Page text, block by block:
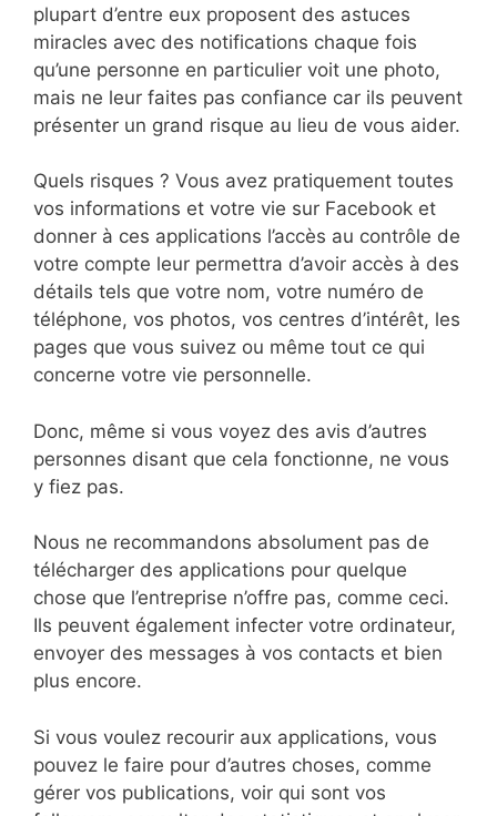
plupart d’entre eux proposent des astuces
miracles avec des notifications chaque fois
qu’une personne en particulier voit une photo,
mais ne leur faites pas confiance car ils peuvent
présenter un grand risque au lieu de vous aider.
Quels risques ? Vous avez pratiquement toutes
vos informations et votre vie sur Facebook et
donner à ces applications l’accès au contrôle de
votre compte leur permettra d’avoir accès à des
détails tels que votre nom, votre numéro de
téléphone, vos photos, vos centres d’intérêt, les
pages que vous suivez ou même tout ce qui
concerne votre vie personnelle.
Donc, même si vous voyez des avis d’autres
personnes disant que cela fonctionne, ne vous
y fiez pas.
Nous ne recommandons absolument pas de
télécharger des applications pour quelque
chose que l’entreprise n’offre pas, comme ceci.
Ils peuvent également infecter votre ordinateur,
envoyer des messages à vos contacts et bien
plus encore.
Si vous voulez recourir aux applications, vous
pouvez le faire pour d’autres choses, comme
gérer vos publications, voir qui sont vos